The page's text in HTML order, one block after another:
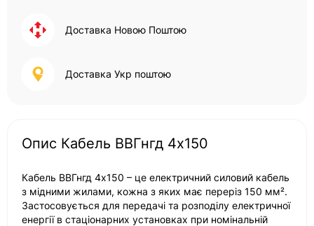
Доставка Новою Поштою
Доставка Укр поштою
Опис Кабель ВВГнгд 4х150
Кабель ВВГнгд 4х150 – це електричний силовий кабель
з мідними жилами, кожна з яких має переріз 150 мм².
Застосовується для передачі та розподілу електричної
енергії в стаціонарних установках при номінальній